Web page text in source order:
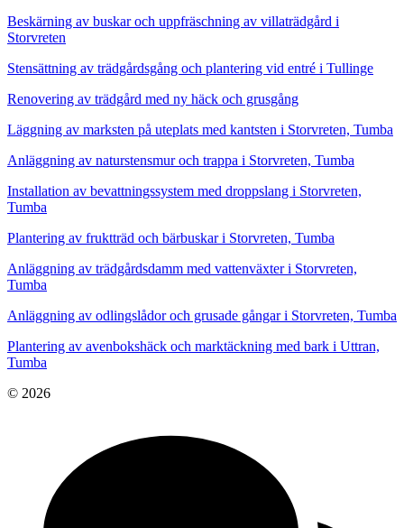
Beskärning av buskar och uppfräschning av villaträdgård i
Storvreten
Stensättning av trädgårdsgång och plantering vid entré i Tullinge
Renovering av trädgård med ny häck och grusgång
Läggning av marksten på uteplats med kantsten i Storvreten, Tumba
Anläggning av naturstensmur och trappa i Storvreten, Tumba
Installation av bevattningssystem med droppslang i Storvreten,
Tumba
Plantering av fruktträd och bärbuskar i Storvreten, Tumba
Anläggning av trädgårdsdamm med vattenväxter i Storvreten,
Tumba
Anläggning av odlingslådor och grusade gångar i Storvreten, Tumba
Plantering av avenbokshäck och marktäckning med bark i Uttran,
Tumba
© 2026